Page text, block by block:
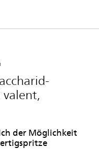
der Möglichkeit